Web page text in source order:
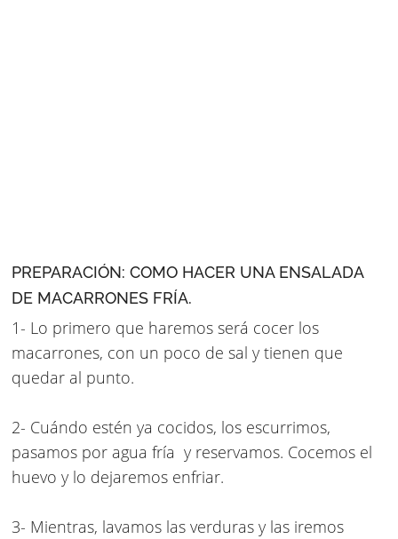
PREPARACIÓN: COMO HACER UNA ENSALADA
DE MACARRONES FRÍA.
1- Lo primero que haremos será cocer los
macarrones, con un poco de sal y tienen que
quedar al punto.
2- Cuándo estén ya cocidos, los escurrimos,
pasamos por agua fría y reservamos. Cocemos el
huevo y lo dejaremos enfriar.
3- Mientras, lavamos las verduras y las iremos